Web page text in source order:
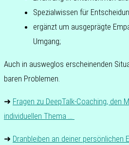
Spe­zi­al­wis­sen für
ergänzt um aus­ge­präg­te
Umgang;
Auch in aus­weg­los erschei­nen­den
ba­ren Problemen.
➜ Fragen zu DeepTalk-Coa­ching, den
indi­vi­du­el­len Thema …
➜ Dran­blei­ben an deiner per­sön­li­chen